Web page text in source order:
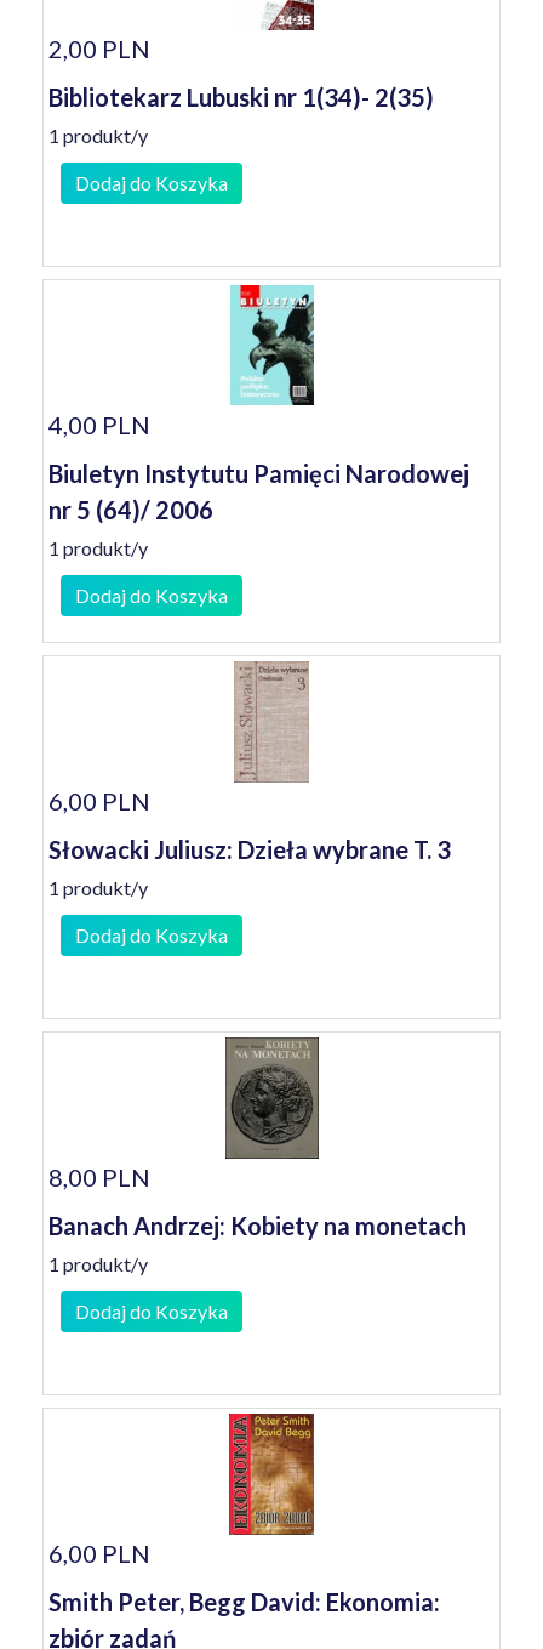
2,00 PLN
Bibliotekarz Lubuski nr 1(34)- 2(35)
1 produkt/y
Dodaj do Koszyka
4,00 PLN
Biuletyn Instytutu Pamięci Narodowej
nr 5 (64)/ 2006
1 produkt/y
Dodaj do Koszyka
6,00 PLN
Słowacki Juliusz: Dzieła wybrane T. 3
1 produkt/y
Dodaj do Koszyka
8,00 PLN
Banach Andrzej: Kobiety na monetach
1 produkt/y
Dodaj do Koszyka
6,00 PLN
Smith Peter, Begg David: Ekonomia:
zbiór zadań